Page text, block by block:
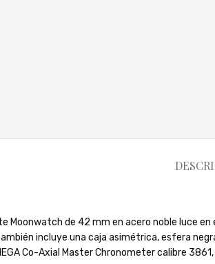
Moonwatch de 42 mm en acero noble luce
incluye una caja asimétrica, esfera
Co-Axial Master Chronometer calibre